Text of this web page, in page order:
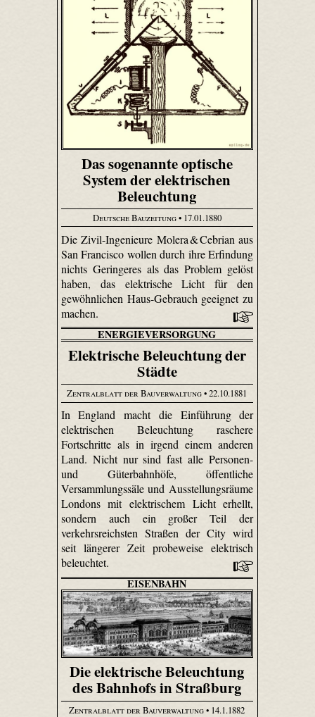
Das sogenannte optische
System der elektrischen
Beleuchtung
Deutsche Bauzeitung• 17.01.1880
Die Zivil-Ingenieure Molera & Cebrian aus
San Francisco wollen durch ihre Erfindung
nichts Geringeres als das Problem gelöst
haben, das elektrische Licht für den
gewöhnlichen Haus-Gebrauch geeignet zu
machen.
ENERGIEVERSORGUNG
Elektrische Beleuchtung der
Städte
Zentralblatt der Bauverwaltung• 22.10.1881
In England macht die Einführung der
elektrischen Beleuchtung raschere
Fortschritte als in irgend einem anderen
Land. Nicht nur sind fast alle Personen-
und Güterbahnhöfe, öffentliche
Versammlungssäle und Ausstellungsräume
Londons mit elektrischem Licht erhellt,
sondern auch ein großer Teil der
verkehrsreichsten Straßen der City wird
seit längerer Zeit probeweise elektrisch
beleuchtet.
EISENBAHN
Die elektrische Beleuchtung
des Bahnhofs in Straßburg
Zentralblatt der Bauverwaltung• 14.1.1882